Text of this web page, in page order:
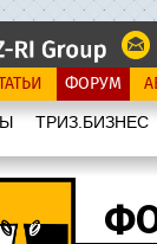
ФОРУМ
ТРИЗ.БИЗНЕС